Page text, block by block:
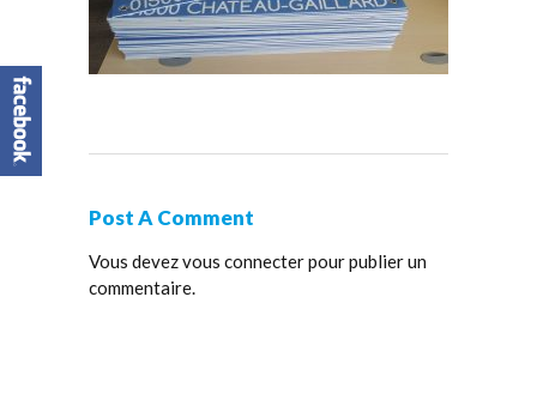
Post A Comment
Vous devezvous connecterpour publier un
commentaire.